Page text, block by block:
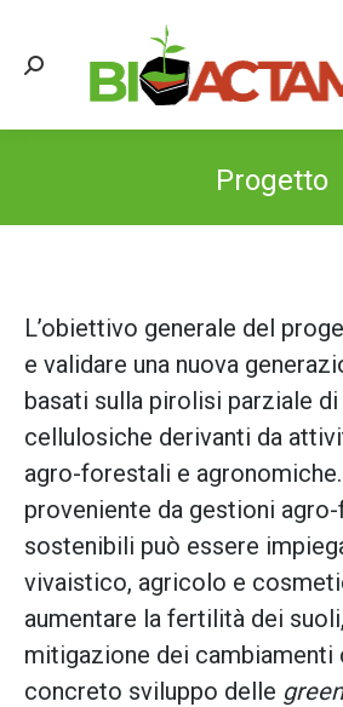
Cerca:
Progetto
L’obiettivo generale del
e validare una nuova
basati sulla pirolisi parziale
cellulosiche derivanti da
agro-forestali e
proveniente da gestioni
sostenibili può essere
vivaistico, agricolo e
aumentare la fertilità dei
mitigazione dei cambiamenti
concreto sviluppo delle